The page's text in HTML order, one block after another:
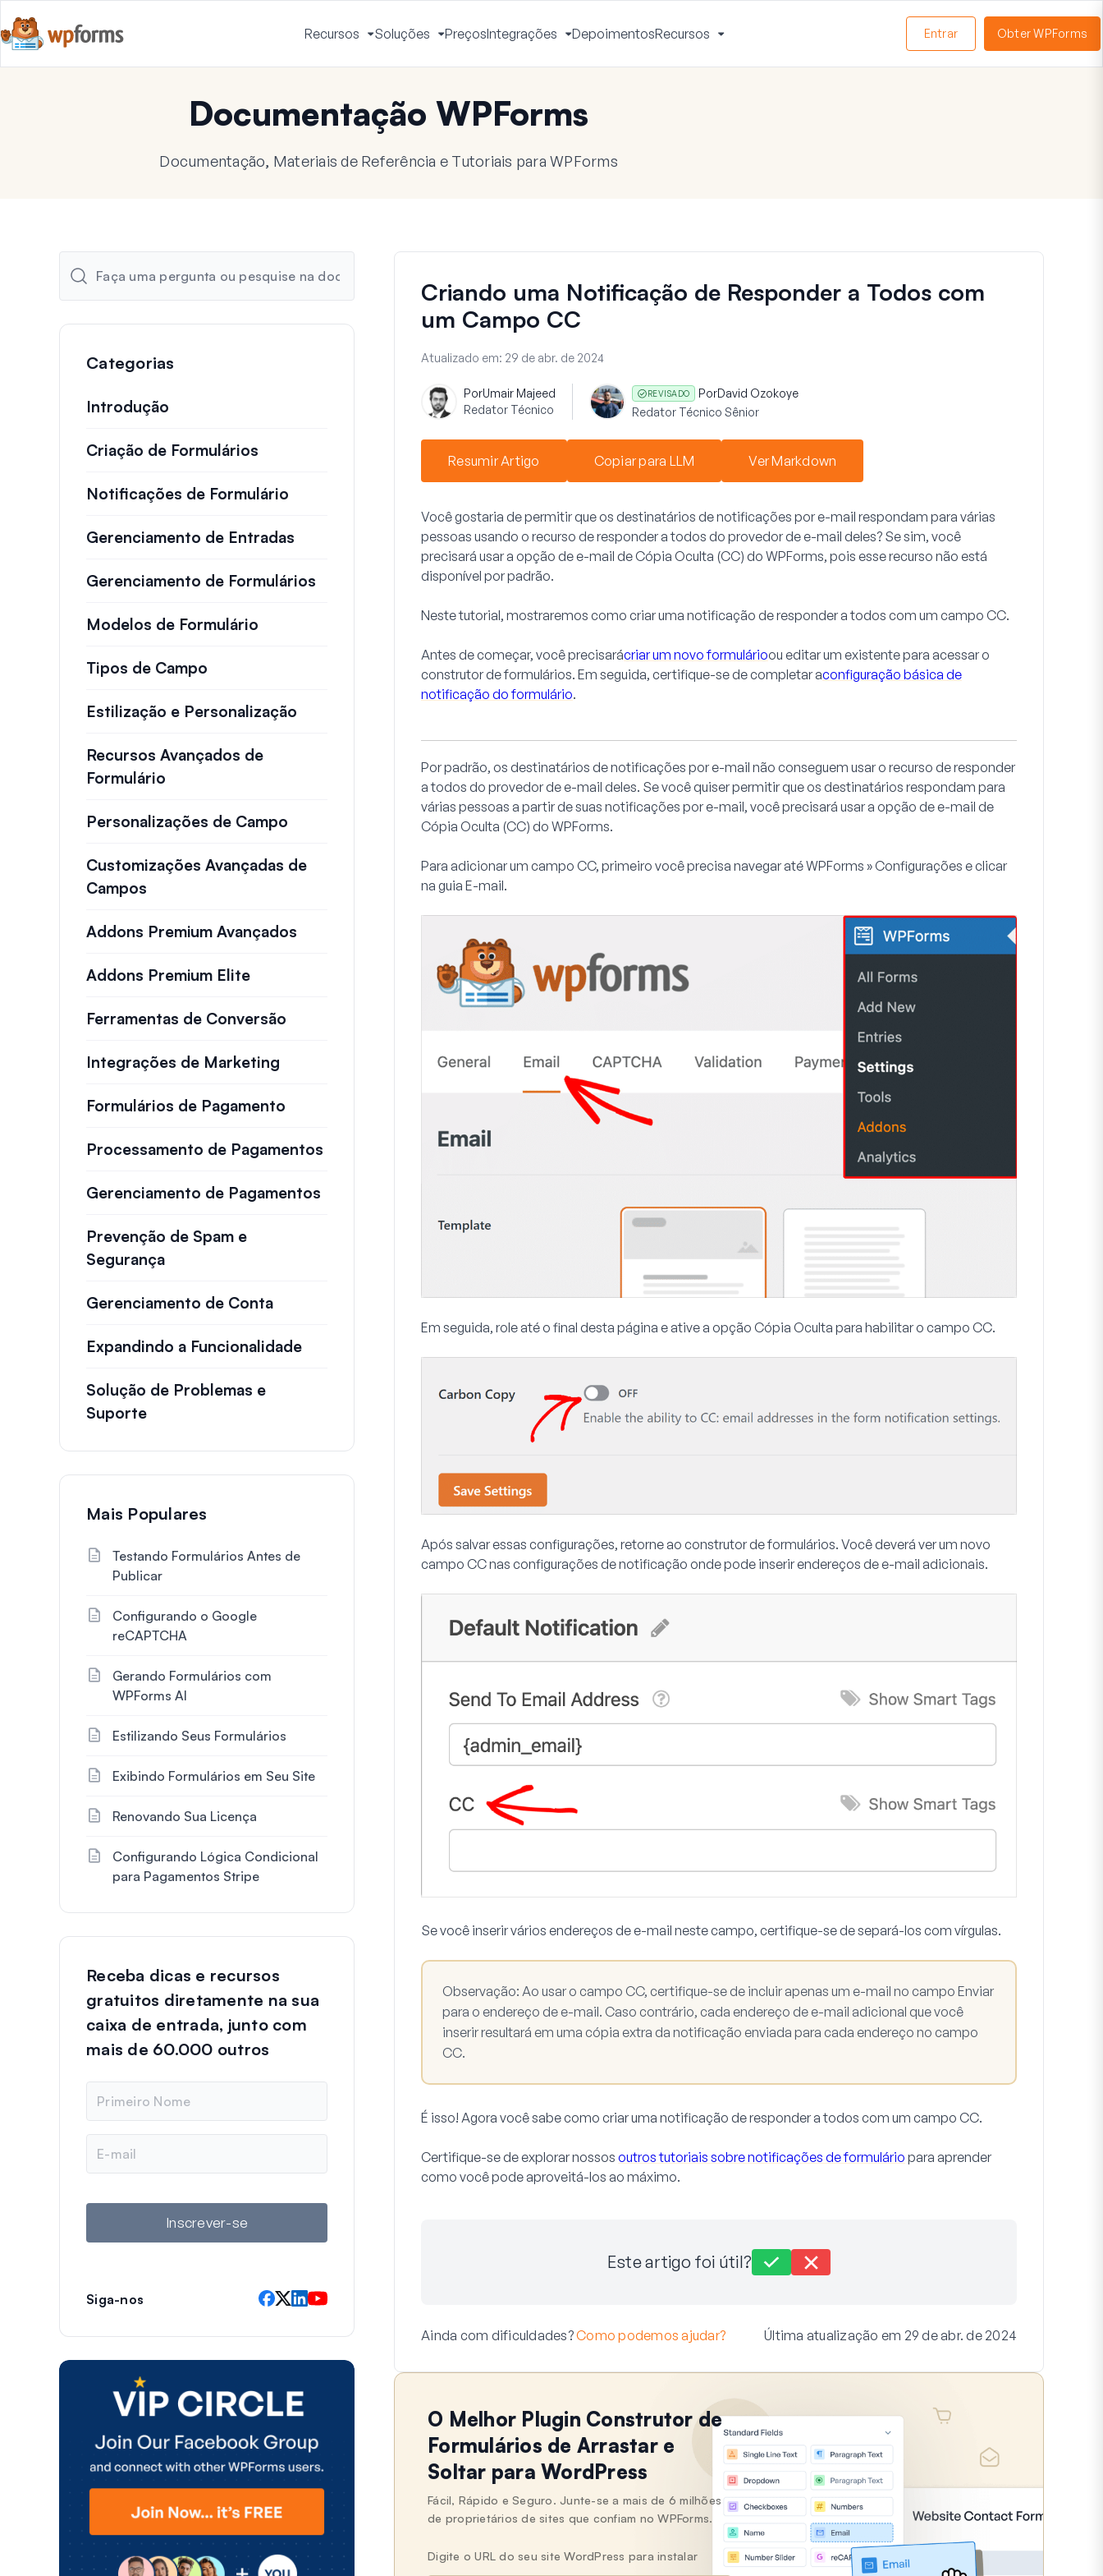
Recursos
Alternar
Menu
Soluções
Alternar
Menu
PreçosIntegrações
Alternar
Menu
DepoimentosRecursos
Menu
Entrar Obter WPForms
Documentação WPForms
Documentação, Materiais de Referência e Tutoriais para WPForms
Criando uma Notificação de Responder a Todos com
um Campo CC
Atualizado em: 29 de abr. de 2024
PorUmair Majeed
Redator Técnico
REVISADO PorDavid Ozokoye
Redator Técnico Sênior
Resumir Artigo Copiar para LLM Ver Markdown
Você gostaria de permitir que os destinatários de notificações por e-mail respondam para várias
pessoas usando o recurso de responder a todos do provedor de e-mail deles? Se sim, você
precisará usar a opção de e-mail de Cópia Oculta (CC) do WPForms, pois esse recurso não está
disponível por padrão.
Neste tutorial, mostraremos como criar uma notificação de responder a todos com um campo CC.
Antes de começar, você precisarácriar um novo formulárioou editar um existente para acessar o
construtor de formulários. Em seguida, certifique-se de completar aconfiguração básica de
notificação do formulário.
Por padrão, os destinatários de notificações por e-mail não conseguem usar o recurso de responder
a todos do provedor de e-mail deles. Se você quiser permitir que os destinatários respondam para
várias pessoas a partir de suas notificações por e-mail, você precisará usar a opção de e-mail de
Cópia Oculta (CC) do WPForms.
Para adicionar um campo CC, primeiro você precisa navegar atéWPForms » Configurações e clicar
na guia E-mail.
Em seguida, role até o final desta página e ative a opção Cópia Oculta para habilitar o campo CC.
Após salvar essas configurações, retorne ao construtor de formulários. Você deverá ver um novo
campo CC nas configurações de notificação onde pode inserir endereços de e-mail adicionais.
Se você inserir vários endereços de e-mail neste campo, certifique-se de separá-los com vírgulas.
Observação: Ao usar o campo CC, certifique-se de incluir apenas um e-mail no campo Enviar
para o endereço de e-mail. Caso contrário, cada endereço de e-mail adicional que você
inserir resultará em uma cópia extra da notificação enviada para cada endereço no campo
CC.
É isso! Agora você sabe como criar uma notificação de responder a todos com um campo CC.
Certifique-se de explorar nossos outros tutoriais sobre notificações de formulário para aprender
como você pode aproveitá-los ao máximo.
Este artigo foi útil?
Ainda com dificuldades?Como podemos ajudar? Última atualização em 29 de abr. de 2024
O Melhor Plugin Construtor de
Formulários de Arrastar e
Soltar para WordPress
Fácil, Rápido e Seguro. Junte-se a mais de 6 milhões
de proprietários de sites que confiam no WPForms.
Digite o URL do seu site WordPress para instalar
Categorias
Introdução
Criação de Formulários
Notificações de Formulário
Gerenciamento de Entradas
Gerenciamento de Formulários
Modelos de Formulário
Tipos de Campo
Estilização e Personalização
Recursos Avançados de
Formulário
Personalizações de Campo
Customizações Avançadas de
Campos
Addons Premium Avançados
Addons Premium Elite
Ferramentas de Conversão
Integrações de Marketing
Formulários de Pagamento
Processamento de Pagamentos
Gerenciamento de Pagamentos
Prevenção de Spam e
Segurança
Gerenciamento de Conta
Expandindo a Funcionalidade
Solução de Problemas e
Suporte
Mais Populares
Testando Formulários Antes de
Publicar
Configurando o Google
reCAPTCHA
Gerando Formulários com
WPForms AI
Estilizando Seus Formulários
Exibindo Formulários em Seu Site
Renovando Sua Licença
Configurando Lógica Condicional
para Pagamentos Stripe
Receba dicas e recursos
gratuitos diretamente na sua
caixa de entrada, junto com
mais de 60.000 outros
m
e
m
i
Inscrever-se
Siga-nos